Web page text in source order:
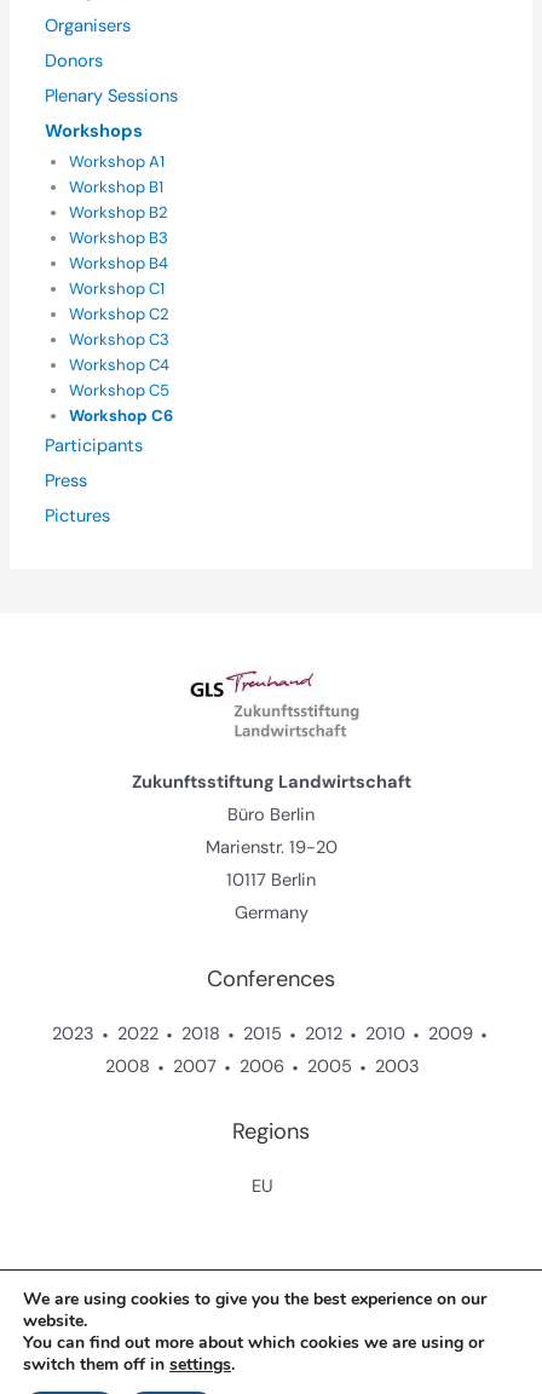
Organisers
Donors
Plenary Sessions
Workshops
Workshop A1
Workshop B1
Workshop B2
Workshop B3
Workshop B4
Workshop C1
Workshop C2
Workshop C3
Workshop C4
Workshop C5
Workshop C6
Participants
Press
Pictures
Zukunftsstiftung Landwirtschaft
Büro Berlin
Marienstr. 19-20
10117 Berlin
Germany
Conferences
2023 2022 2018 2015 2012 2010
2009
2008
2007 2006 2005 2003
Regions
EU
Contact
Data Protection Policy
We are using cookies to give you the best experience on our
website.
You can find out more about which cookies we are using or
switch them off in settings.